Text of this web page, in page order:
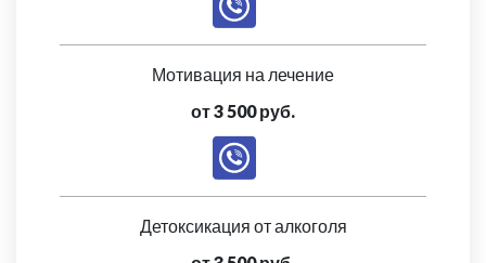
Мотивация на лечение
от 3 500 руб.
Детоксикация от алкоголя